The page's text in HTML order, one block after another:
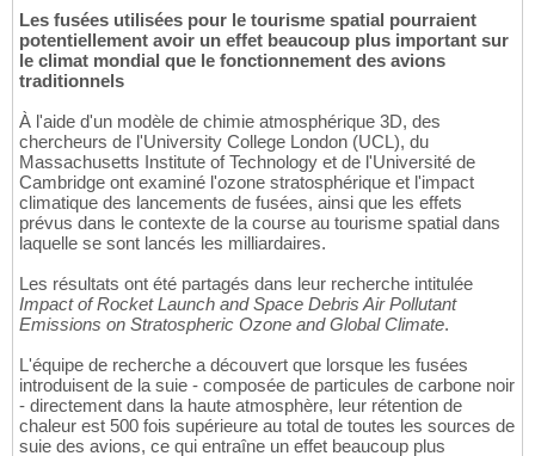
Les fusées utilisées pour le tourisme spatial pourraient
potentiellement avoir un effet beaucoup plus important sur
le climat mondial que le fonctionnement des avions
traditionnels
À l'aide d'un modèle de chimie atmosphérique 3D, des
chercheurs de l'University College London (UCL), du
Massachusetts Institute of Technology et de l'Université de
Cambridge ont examiné l'ozone stratosphérique et l'impact
climatique des lancements de fusées, ainsi que les effets
prévus dans le contexte de la course au tourisme spatial dans
laquelle se sont lancés les milliardaires.
Les résultats ont été partagés dans leur recherche intitulée
Impact of Rocket Launch and Space Debris Air Pollutant
Emissions on Stratospheric Ozone and Global Climate.
L'équipe de recherche a découvert que lorsque les fusées
introduisent de la suie - composée de particules de carbone noir
- directement dans la haute atmosphère, leur rétention de
chaleur est 500 fois supérieure au total de toutes les sources de
suie des avions, ce qui entraîne un effet beaucoup plus